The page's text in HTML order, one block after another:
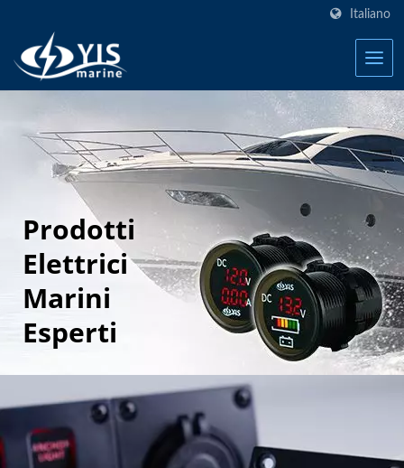
Italiano
Prodotti
Elettrici
Marini
Esperti